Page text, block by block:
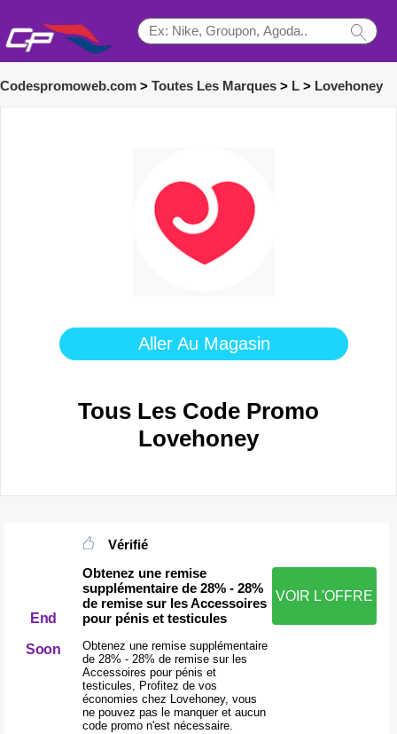
Codespromoweb.com > Toutes Les Marques > L > Lovehoney
Aller Au Magasin
Tous Les Code Promo
Lovehoney
End
Soon
Vérifié
Obtenez une remise
supplémentaire de 28% - 28%
de remise sur les Accessoires
pour pénis et testicules
Obtenez une remise supplémentaire
de 28% - 28% de remise sur les
Accessoires pour pénis et
testicules, Profitez de vos
économies chez Lovehoney, vous
ne pouvez pas le manquer et aucun
code promo n'est nécessaire.
VOIR L'OFFRE